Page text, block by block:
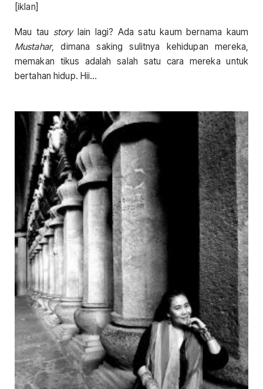
[iklan]
Mau tau storylain lagi? Ada satu kaum bernama kaum
Mustahar, dimana saking sulitnya kehidupan mereka,
memakan tikus adalah salah satu cara mereka untuk
bertahan hidup. Hii…